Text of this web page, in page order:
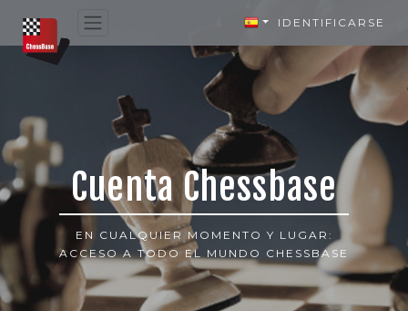
IDENTIFICARSE
Cuenta Chessbase
EN CUALQUIER MOMENTO Y LUGAR:
ACCESO A TODO EL MUNDO CHESSBASE